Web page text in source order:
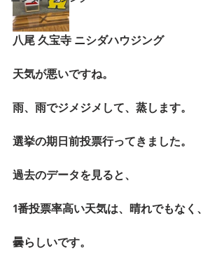
八尾 久宝寺 ニシダハウジング
天気が悪いですね。
雨、雨でジメジメして、蒸します。
選挙の期日前投票行ってきました。
過去のデータを見ると、
1番投票率高い天気は、晴れでもなく、
曇らしいです。